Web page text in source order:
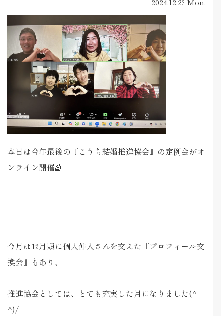
2024.12.23 Mon.
本日は今年最後の『こうち結婚推進協会』の定例会がオ
ンライン開催🌈
今月は12月頭に個人仲人さんを交えた『プロフィール交
換会』もあり、
推進協会としては、とても充実した月になりました(^
^)/